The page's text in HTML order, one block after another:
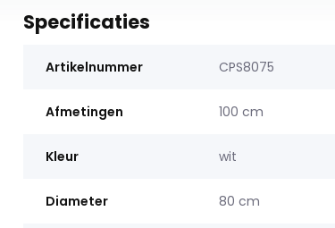
Specificaties
Artikelnummer CPS8075
Afmetingen 100 cm
Kleur wit
Diameter 80 cm